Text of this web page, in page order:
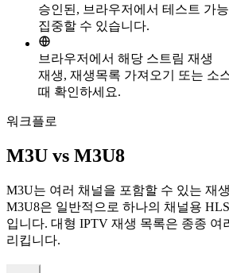
승인된, 브라우저에서 테스트 가
집중할 수 있습니다.
브라우저에서 해당 스트림 재생
재생, 재생목록 가져오기 또는 소
때 확인하세요.
워크플로
M3U vs M3U8
M3U는 여러 채널을 포함할 수 있는 재
M3U8은 일반적으로 하나의 채널용
입니다. 대형 IPTV 재생 목록은 종종 여
리킵니다.